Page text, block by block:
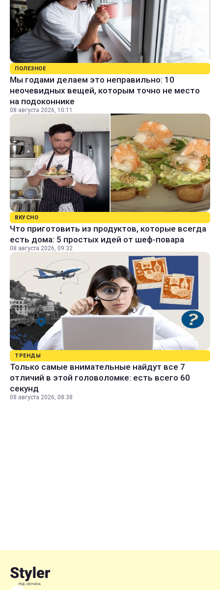
ПОЛЕЗНОЕ
Мы годами делаем это неправильно: 10
неочевидных вещей, которым точно не место
на подоконнике
08 августа 2026, 10:11
ВКУСНО
Что приготовить из продуктов, которые всегда
есть дома: 5 простых идей от шеф-повара
08 августа 2026, 09:32
ТРЕНДЫ
Только самые внимательные найдут все 7
отличий в этой головоломке: есть всего 60
секунд
08 августа 2026, 08:38